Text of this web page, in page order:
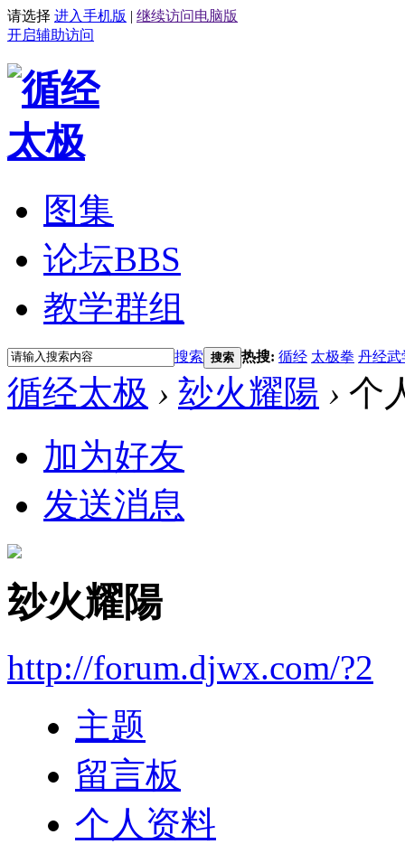
请选择 进入手机版 | 继续访问电脑版
开启辅助访问
图集
论坛BBS
教学群组
搜索 搜索 热搜: 循经 太极拳 丹经武
循经太极 › 玅火耀陽 › 个
加为好友
发送消息
玅火耀陽
http://forum.djwx.com/?2
主题
留言板
个人资料